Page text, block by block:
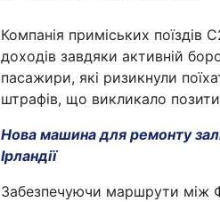
Компанія приміських поїздів
доходів завдяки активній
пасажири, які ризикнули
штрафів, що викликало
Нова машина для ремонту
Ірландії
Забезпечуючи маршрути між